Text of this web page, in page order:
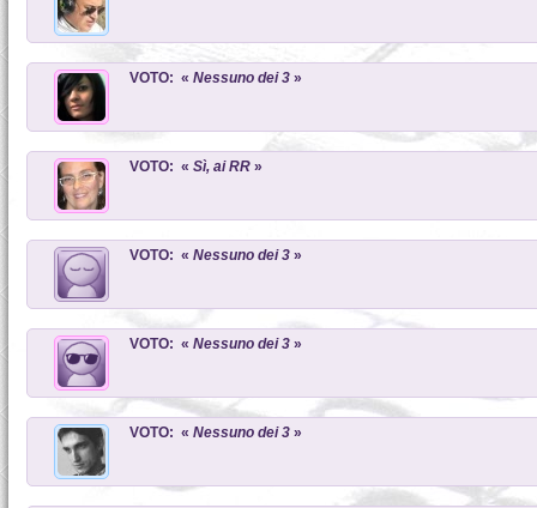
VOTO: « Nessuno dei 3 »
VOTO: « Sì, ai RR »
VOTO: « Nessuno dei 3 »
VOTO: « Nessuno dei 3 »
VOTO: « Nessuno dei 3 »